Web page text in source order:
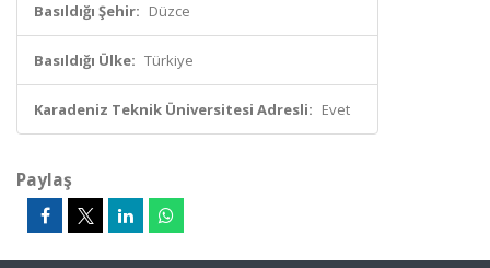
Basıldığı Şehir: Düzce
Basıldığı Ülke: Türkiye
Karadeniz Teknik Üniversitesi Adresli: Evet
Paylaş